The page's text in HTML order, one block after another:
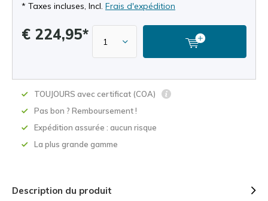
* Taxes incluses, Incl. Frais d'expédition
€ 224,95*
TOUJOURS avec certificat (COA)
Pas bon ? Remboursement !
Expédition assurée : aucun risque
La plus grande gamme
Description du produit